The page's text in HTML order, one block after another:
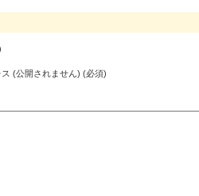
ス (公開されません) (必須)